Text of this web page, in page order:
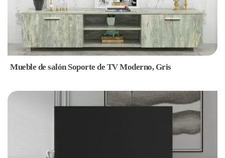
Mueble de salón Soporte de TV Moderno, Gris